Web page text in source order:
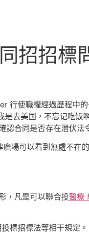
招招標
使職權經過歷程中
去美国，不忘记吃饭
認合同是否存在潛伏法
場可以看到無處不在
，凡是可以聯合投醫療
標招標法等相干規定。